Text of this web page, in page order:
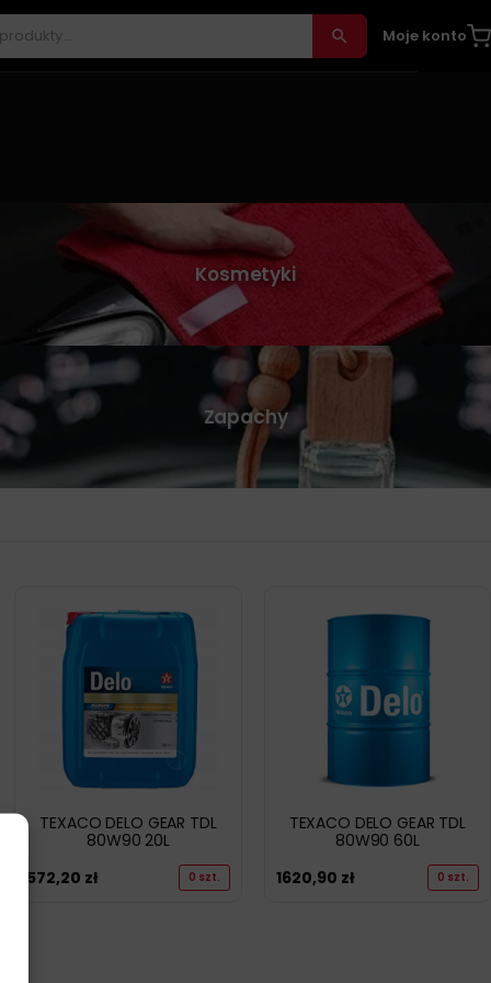
Moje konto
Kosmetyki
Zapachy
TEXACO DELO GEAR TDL
80W90 20L
572,20 zł 0 szt.
TEXACO DELO GEAR TDL
80W90 60L
1620,90 zł 0 szt.